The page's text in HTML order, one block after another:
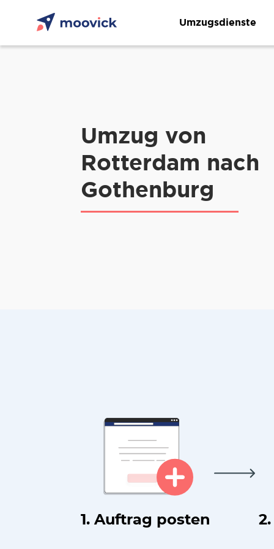
Umzugsdienste
Umzug von
Rotterdam nach
Gothenburg
1. Auftrag posten